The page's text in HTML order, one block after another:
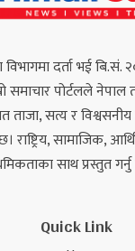
दर्ता भई
समाचार पोर्टलले नेपाल
सत्य र
सामाजिक,
साथ प्रस्तुत गर्नु
Quick Link